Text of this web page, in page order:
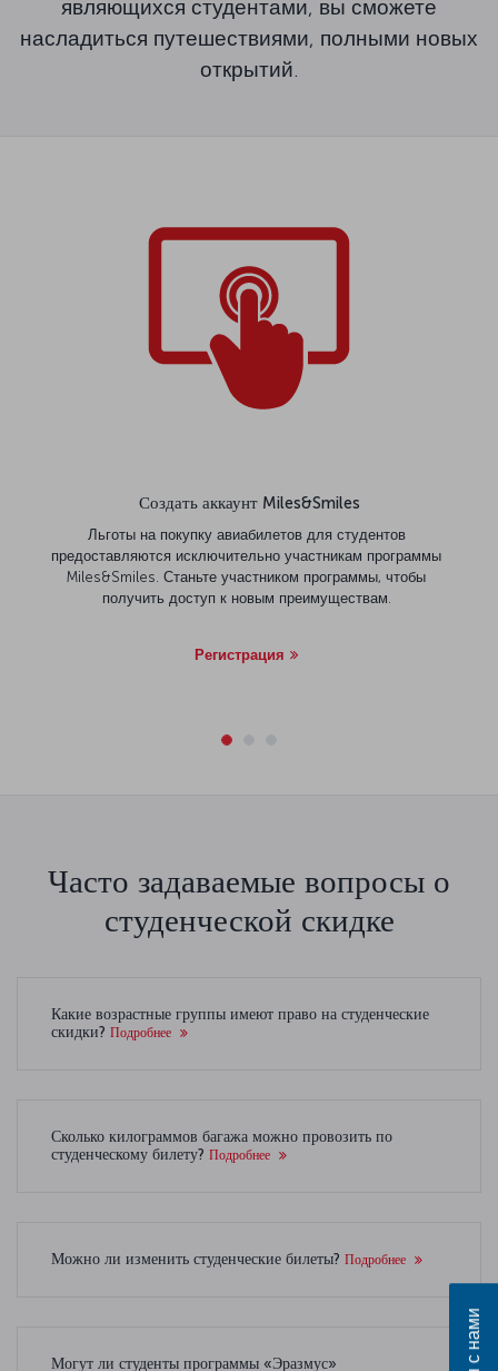
являющихся студентами, вы сможете
насладиться путешествиями, полными новых
открытий.
Создать аккаунт Miles&Smiles
Льготы на покупку авиабилетов для студентов
предоставляются исключительно участникам программы
Miles&Smiles. Станьте участником программы, чтобы
получить доступ к новым преимуществам.
Регистрация
Часто задаваемые вопросы о
студенческой скидке
Какие возрастные группы имеют право на студенческие
скидки? Подробнее
Сколько килограммов багажа можно провозить по
студенческому билету? Подробнее
Можно ли изменить студенческие билеты? Подробнее
Могут ли студенты программы «Эразмус»